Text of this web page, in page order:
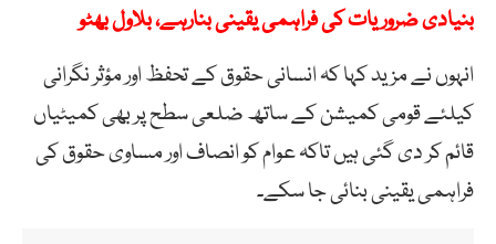
بنیادی ضروریات کی فراہمی یقینی بنارہے، بلاول بھٹو
انہوں نے مزید کہا کہ انسانی حقوق کے تحفظ اور مؤثر نگرانی
کیلئے قومی کمیشن کے ساتھ ضلعی سطح پر بھی کمیٹیاں
قائم کر دی گئی ہیں تاکہ عوام کو انصاف اور مساوی حقوق کی
فراہمی یقینی بنائی جا سکے۔